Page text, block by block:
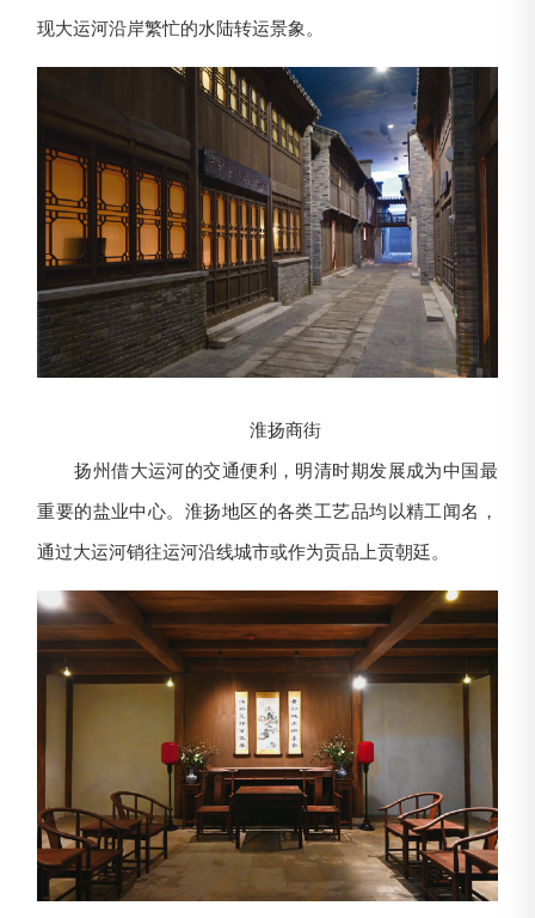
现大运河沿岸繁忙的水陆转运景象。
淮扬商街
扬州借大运河的交通便利，明清时期发展成为中国最
重要的盐业中心。淮扬地区的各类工艺品均以精工闻名，
通过大运河销往运河沿线城市或作为贡品上贡朝廷。